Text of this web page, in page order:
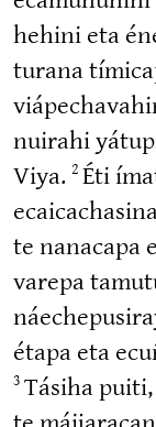
hehini eta
turana
nuirahi
Viya. 2 Éti
te nanacapa
varepa
étapa eta
3 Tásiha